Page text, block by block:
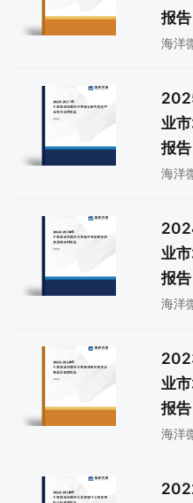
报告
海洋
业
报告
海洋
业
报告
海洋
业
报告
海洋